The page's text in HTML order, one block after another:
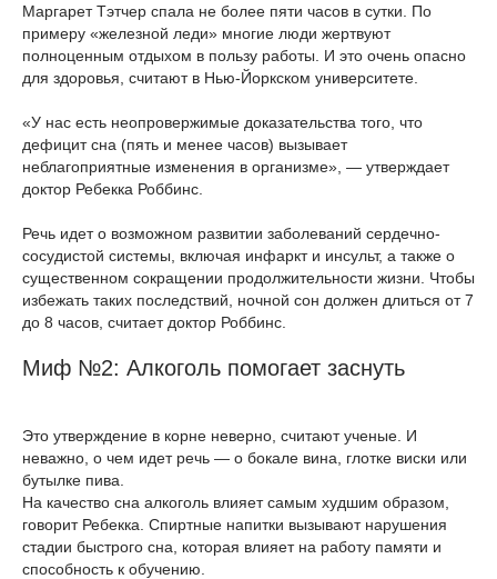
Маргарет Тэтчер спала не более пяти часов в сутки. По
примеру «железной леди» многие люди жертвуют
полноценным отдыхом в пользу работы. И это очень опасно
для здоровья, считают в Нью-Йоркском университете.
«У нас есть неопровержимые доказательства того, что
дефицит сна (пять и менее часов) вызывает
неблагоприятные изменения в организме», — утверждает
доктор Ребекка Роббинс.
Речь идет о возможном развитии заболеваний сердечно-
сосудистой системы, включая инфаркт и инсульт, а также о
существенном сокращении продолжительности жизни. Чтобы
избежать таких последствий, ночной сон должен длиться от 7
до 8 часов, считает доктор Роббинс.
Миф №2: Алкоголь помогает заснуть
Это утверждение в корне неверно, считают ученые. И
неважно, о чем идет речь — о бокале вина, глотке виски или
бутылке пива.
На качество сна алкоголь влияет самым худшим образом,
говорит Ребекка. Спиртные напитки вызывают нарушения
стадии быстрого сна, которая влияет на работу памяти и
способность к обучению.